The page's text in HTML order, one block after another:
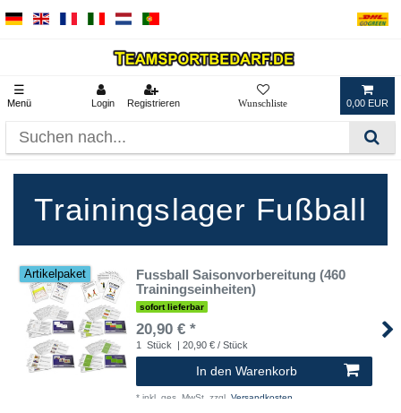
☰
Menü Login Registrieren 0,00 EUR
Trainingslager Fußball
Artikelpaket
Fussball Saisonvorbereitung (460
Trainingseinheiten)
sofort lieferbar
20,90 € *
1 Stück | 20,90 € / Stück
In den Warenkorb
* inkl. ges. MwSt. zzgl. Versandkosten